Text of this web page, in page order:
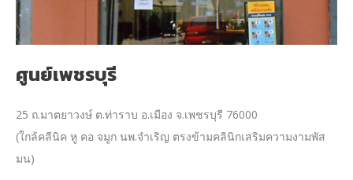
ศูนย์เพชรบุรี
25 ถ.มาตยาวงษ์ ต.ท่าราบ อ.เมือง จ.เพชรบุรี 76000
(ใกล้คลีนิค หู คอ จมูก นพ.จำเริญ ตรงข้ามคลินิกเสริมความงามพัส
มน)